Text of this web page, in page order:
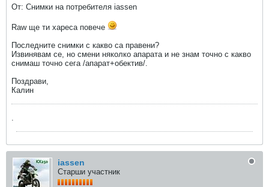
От: Снимки на потребителя iassen
Raw ще ти хареса повече
Последните снимки с какво са правени?
Извинявам се, но смени няколко апарата и не знам точно с какво
снимаш точно сега /апарат+обектив/.
Поздрави,
Калин
.
iassen
Старши участник